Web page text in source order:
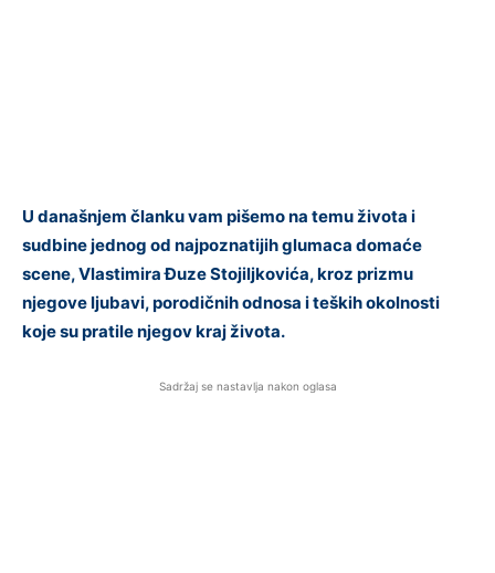
U današnjem članku vam pišemo na temu života i
sudbine jednog od najpoznatijih glumaca domaće
scene, Vlastimira Đuze Stojiljkovića, kroz prizmu
njegove ljubavi, porodičnih odnosa i teških okolnosti
koje su pratile njegov kraj života.
Sadržaj se nastavlja nakon oglasa